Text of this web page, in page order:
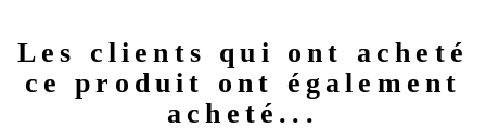
Les clients qui ont acheté
ce produit ont également
acheté...